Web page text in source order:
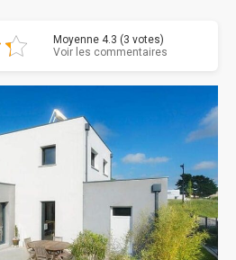
Moyenne 4.3 (3 votes)
Voir les commentaires